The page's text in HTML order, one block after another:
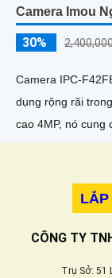
Camera Imou
30%
Camera IPC-
dụng rộng rãi trong lĩnh
cao 4MP, nó cung
LẮP
CÔNG TY
Trụ Sở: 51